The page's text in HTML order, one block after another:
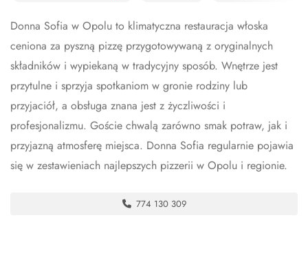
Donna Sofia w Opolu to klimatyczna restauracja włoska
ceniona za pyszną pizzę przygotowywaną z oryginalnych
składników i wypiekaną w tradycyjny sposób. Wnętrze jest
przytulne i sprzyja spotkaniom w gronie rodziny lub
przyjaciół, a obsługa znana jest z życzliwości i
profesjonalizmu. Goście chwalą zarówno smak potraw, jak i
przyjazną atmosferę miejsca. Donna Sofia regularnie pojawia
się w zestawieniach najlepszych pizzerii w Opolu i regionie.
774 130 309